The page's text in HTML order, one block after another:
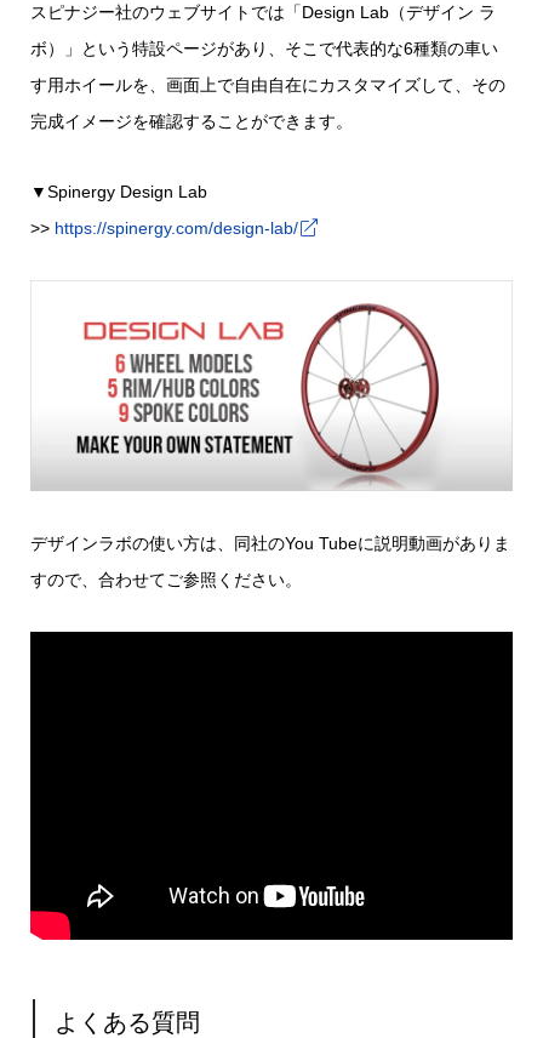
スピナジー社のウェブサイトでは「Design Lab（デザイン ラ
ボ）」という特設ページがあり、そこで代表的な6種類の車い
す用ホイールを、画面上で自由自在にカスタマイズして、その
完成イメージを確認することができます。
▼Spinergy Design Lab
>> https://spinergy.com/design-lab/
デザインラボの使い方は、同社のYou Tubeに説明動画がありま
すので、合わせてご参照ください。
よくある質問